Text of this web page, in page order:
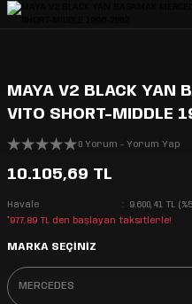
MAYA V2 BLACK YAN
VITO SHORT-MIDDLE
0 Yorum - Yorum Yap
10.105,69 TL
Havale
9.600,41 TL
*977,89 TL den başlayan taksitlerle!
MARKA SEÇİNİZ